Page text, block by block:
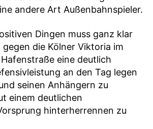
andere Art Außenbahnspieler.
Dingen muss ganz klar
gegen die Kölner Viktoria im
eine deutlich
an den Tag legen
seinen Anhängern zu
einem deutlichen
hinterherrennen zu